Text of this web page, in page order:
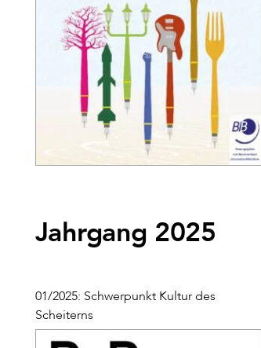
Jahrgang 2025
01/2025: Schwerpunkt Kultur des
Scheiterns